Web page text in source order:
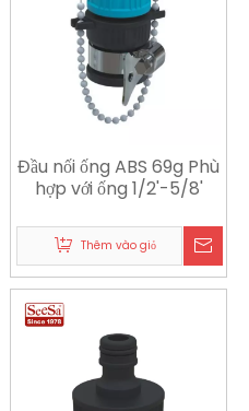
Đầu nối ống ABS 69g Phù
hợp với ống 1/2'-5/8'
Thêm vào giỏ